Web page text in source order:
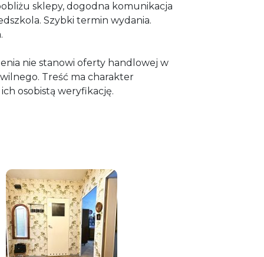
sklepy, dogodna komunikacja
Szybki termin wydania.
nie stanowi oferty handlowej w
Treść ma charakter
osobistą weryfikację.